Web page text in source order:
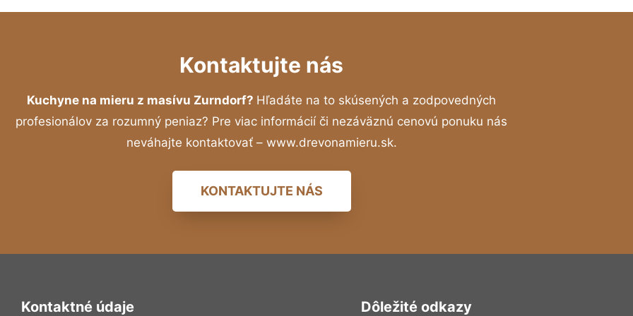
Kontaktujte nás
Kuchyne na mieru z masívu Zurndorf? Hľadáte na to skúsených a zodpovedných
profesionálov za rozumný peniaz? Pre viac informácií či nezáväznú cenovú ponuku nás
neváhajte kontaktovať – www.drevonamieru.sk.
KONTAKTUJTE NÁS
Kontaktné údaje Dôležité odkazy